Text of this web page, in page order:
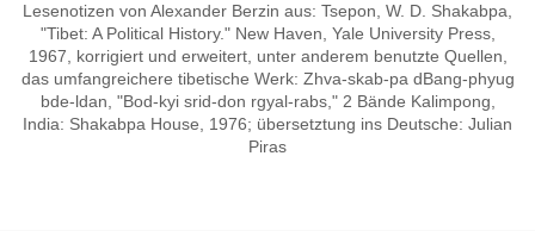
Lesenotizen von Alexander Berzin aus: Tsepon, W. D. Shakabpa,
"Tibet: A Political History." New Haven, Yale University Press,
1967, korrigiert und erweitert, unter anderem benutzte Quellen,
das umfangreichere tibetische Werk: Zhva-skab-pa dBang-phyug
bde-ldan, "Bod-kyi srid-don rgyal-rabs," 2 Bände Kalimpong,
India: Shakabpa House, 1976; übersetztung ins Deutsche: Julian
Piras